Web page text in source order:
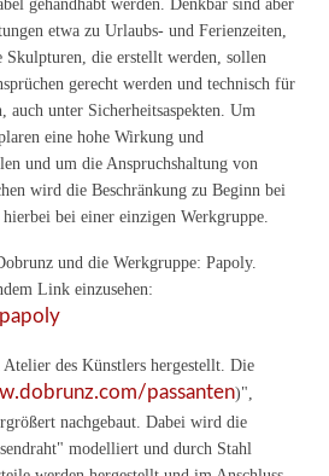
gehandhabt werden. Denkbar sind aber
etwa zu Urlaubs- und Ferienzeiten,
Skulpturen, die erstellt werden, sollen
gerecht werden und technisch für
auch unter Sicherheitsaspekten. Um
eine hohe Wirkung und
und um die Anspruchshaltung von
wird die Beschränkung zu Beginn bei
bei einer einzigen Werkgruppe.
und die Werkgruppe: Papoly.
Link einzusehen:
des Künstlers hergestellt. Die
passanten)",
nachgebaut. Dabei wird die
modelliert und durch Stahl